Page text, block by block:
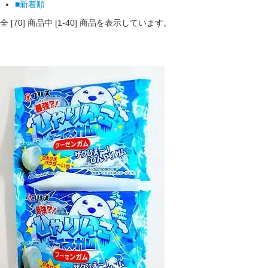
■新着順
全 [70] 商品中 [1-40] 商品を表示しています。